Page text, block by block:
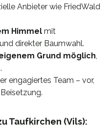
Anbieter wie FriedWald
Himmel mit
direkter Baumwahl.
Grund möglich,
engagiertes Team – vor,
Taufkirchen (Vils):